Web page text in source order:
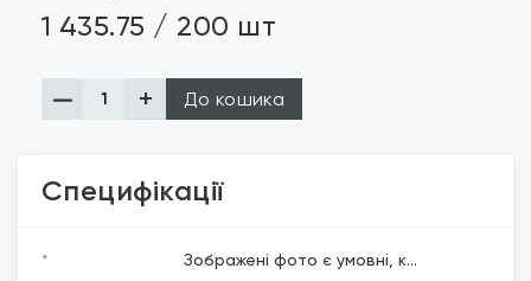
Специфікації
* Зображені фото є умовні, к...
1 435.75 / 200 шт
До кошика